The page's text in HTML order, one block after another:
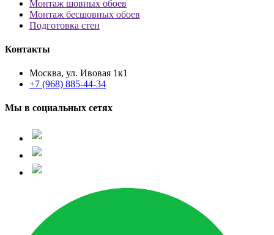
Монтаж шовных обоев
Монтаж бесшовных обоев
Подготовка стен
Контакты
Москва, ул. Ивовая 1к1
+7 (968) 885-44-34
Мы в социальных сетях